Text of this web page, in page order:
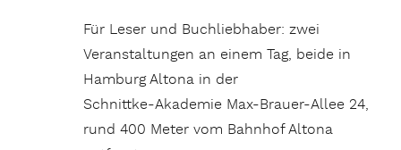
Für Leser und Buchliebhaber: zwei
Veranstaltungen an einem Tag, beide in
Hamburg Altona in der
Schnittke-Akademie Max-Brauer-Allee 24,
rund 400 Meter vom Bahnhof Altona